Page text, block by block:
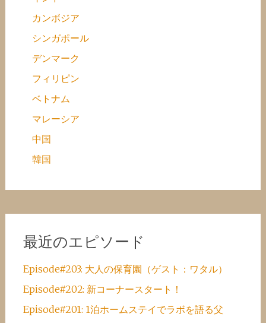
カンボジア
シンガポール
デンマーク
フィリピン
ベトナム
マレーシア
中国
韓国
最近のエピソード
Episode#203: 大人の保育園（ゲスト：ワタル）
Episode#202: 新コーナースタート！
Episode#201: 1泊ホームステイでラボを語る父